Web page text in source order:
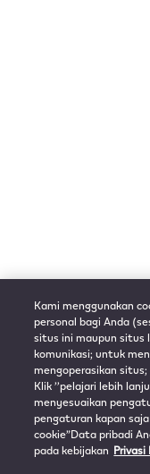
Kami menggunakan
personal bagi Anda
situs ini maupun situs
komunikasi; untuk
mengoperasikan
Klik ’’pelajari lebih
menyesuaikan
pengaturan kapan
cookie”Data pribadi
pada kebijakan Privasi